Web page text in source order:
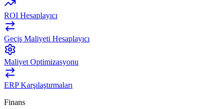
ROI Hesaplayıcı
Geçiş Maliyeti Hesaplayıcı
Maliyet Optimizasyonu
ERP Karşılaştırmaları
Finans